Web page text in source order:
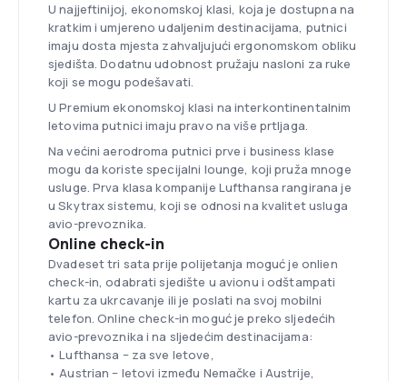
U najjeftinijoj, ekonomskoj klasi, koja je dostupna na
kratkim i umjereno udaljenim destinacijama, putnici
imaju dosta mjesta zahvaljujući ergonomskom obliku
sjedišta. Dodatnu udobnost pružaju nasloni za ruke
koji se mogu podešavati.
U Premium ekonomskoj klasi na interkontinentalnim
letovima putnici imaju pravo na više prtljaga.
Na većini aerodroma putnici prve i business klase
mogu da koriste specijalni lounge, koji pruža mnoge
usluge. Prva klasa kompanije Lufthansa rangirana je
u Skytrax sistemu, koji se odnosi na kvalitet usluga
avio-prevoznika.
Online check-in
Dvadeset tri sata prije polijetanja moguć je onlien
check-in, odabrati sjedište u avionu i odštampati
kartu za ukrcavanje ili je poslati na svoj mobilni
telefon. Online check-in moguć je preko sljedećih
avio-prevoznika i na sljedećim destinacijama:
• Lufthansa – za sve letove,
• Austrian – letovi između Nemačke i Austrije,